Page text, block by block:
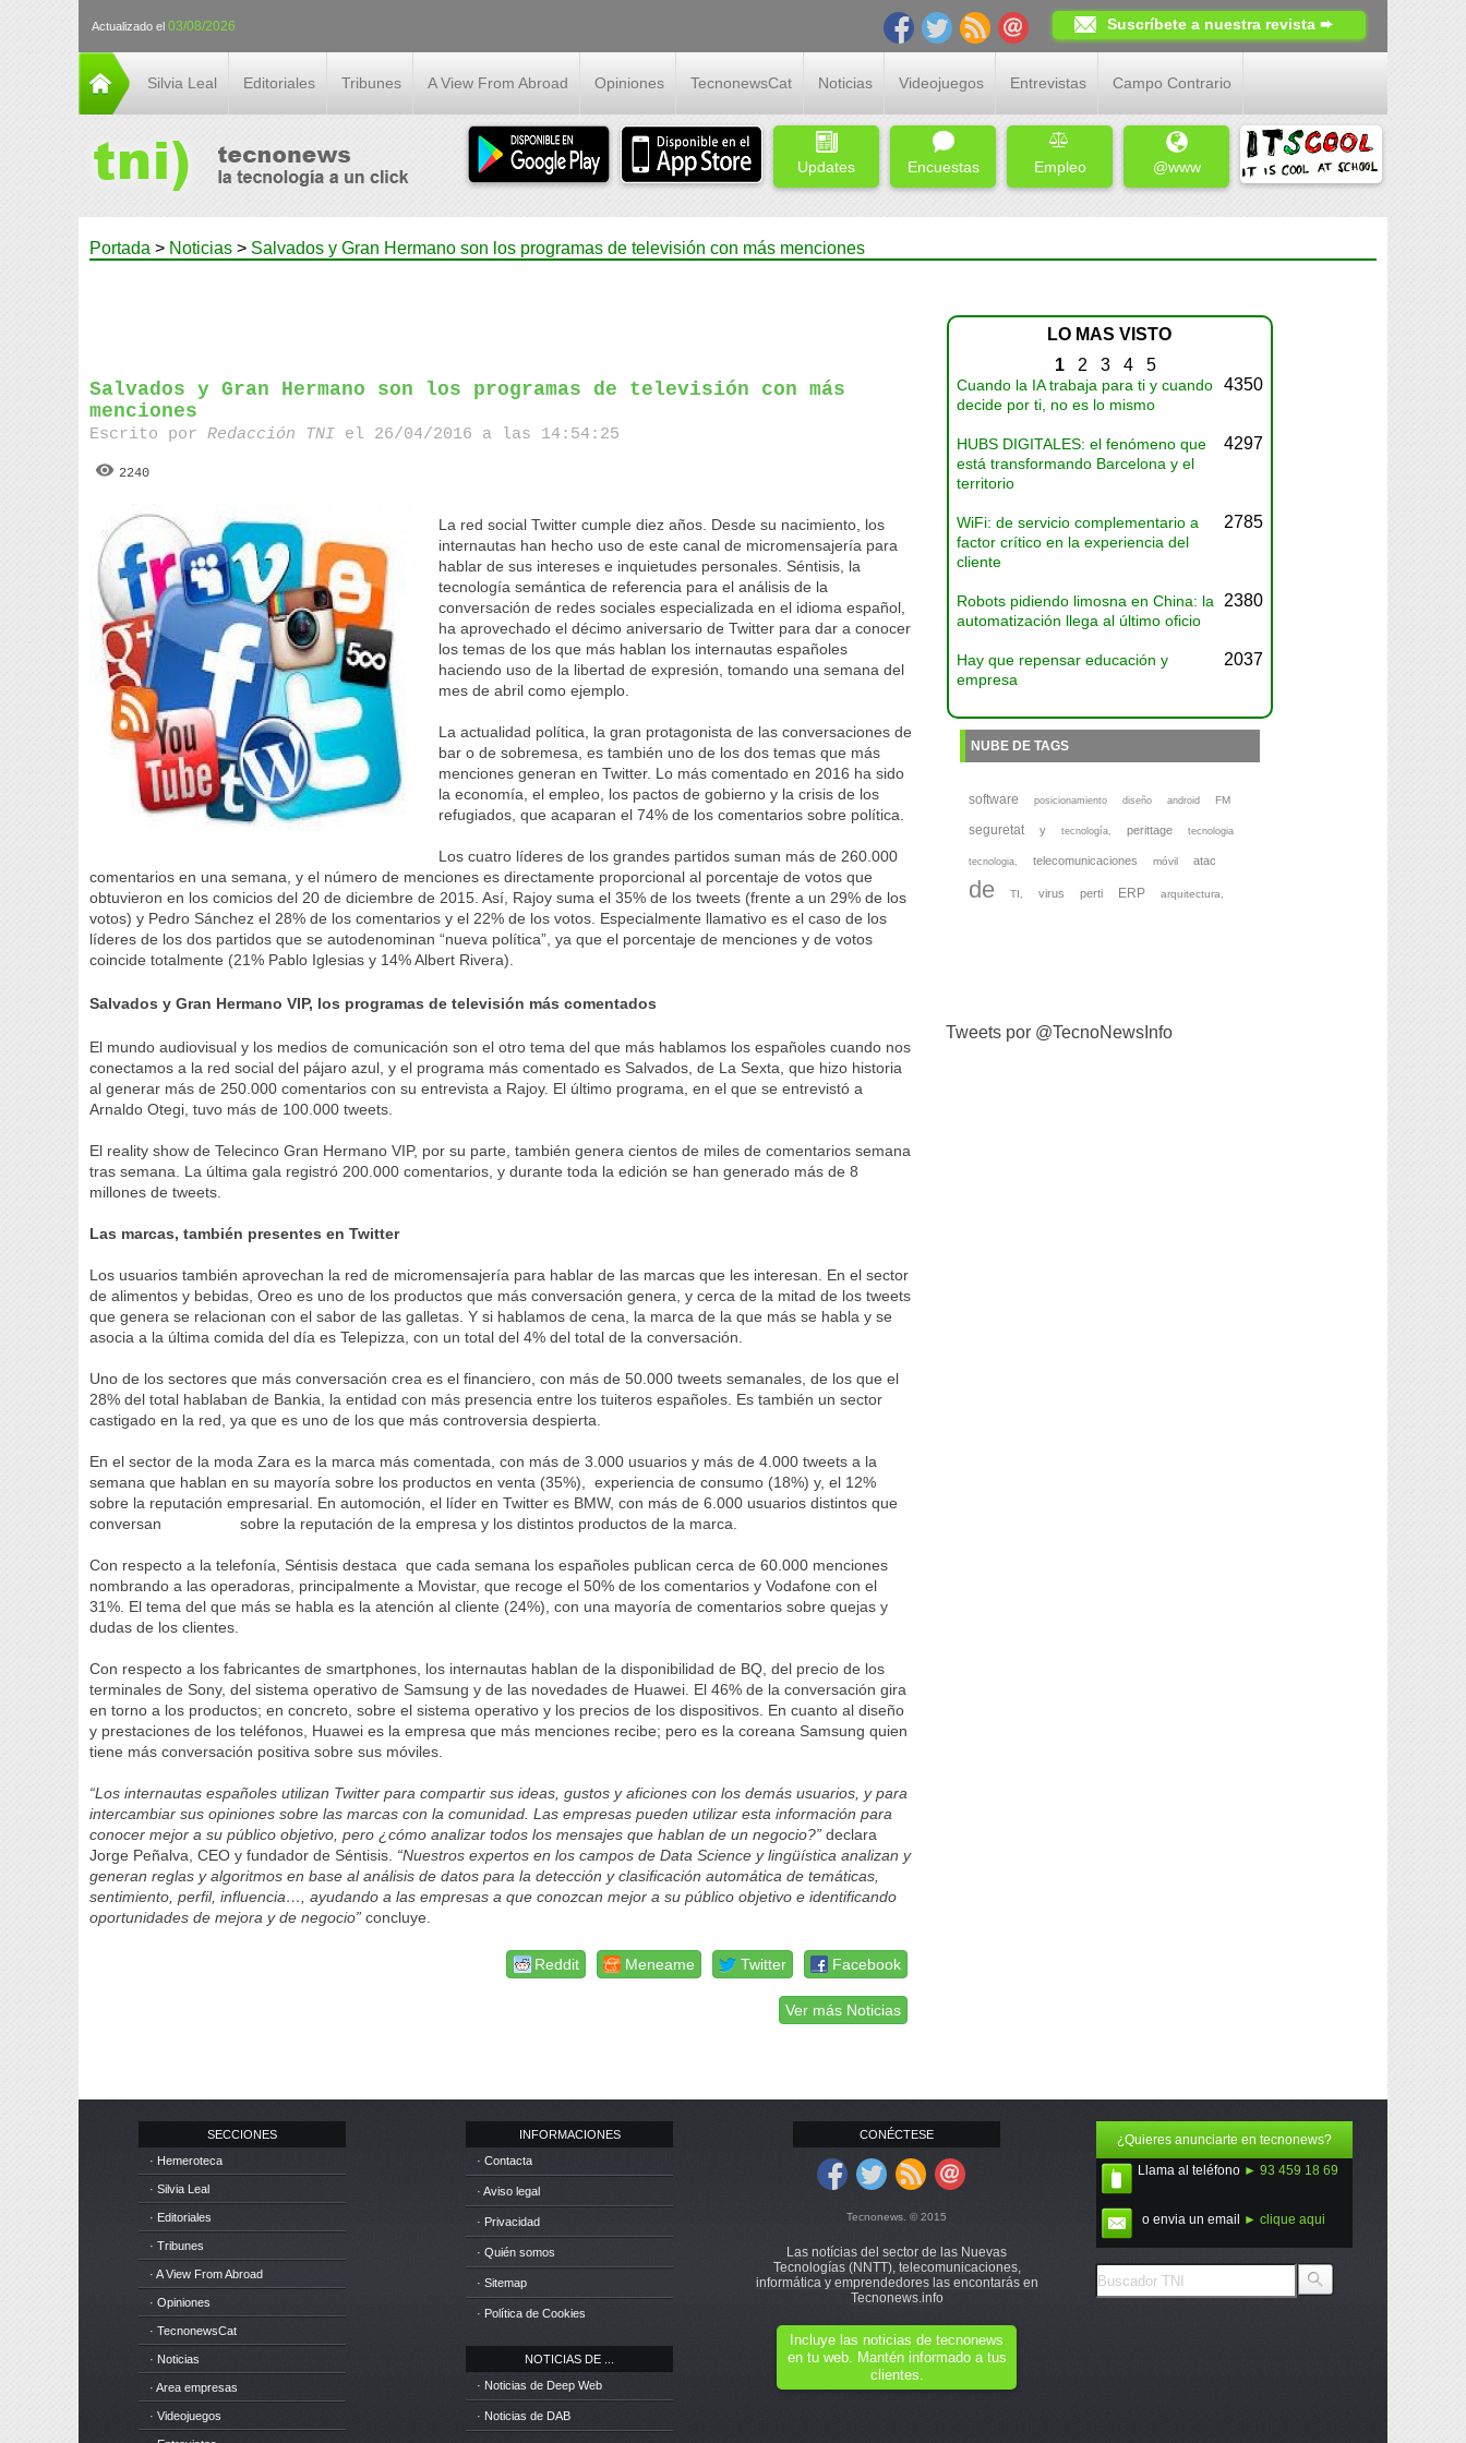
Actualizado el 03/08/2026 Suscríbete a nuestra revista ➨
Silvia Leal Editoriales Tribunes A View From Abroad Opiniones TecnonewsCat Noticias Videojuegos Entrevistas Campo Contrario
Updates Encuestas Empleo @www
Portada > Noticias > Salvados y Gran Hermano son los programas de televisión con más menciones
Salvados y Gran Hermano son los programas de televisión con más
menciones
Escrito porRedacción TNI el 26/04/2016 a las 14:54:25
2240
La red social Twitter cumple diez años. Desde su nacimiento, los
internautas han hecho uso de este canal de micromensajería para
hablar de sus intereses e inquietudes personales. Séntisis, la
tecnología semántica de referencia para el análisis de la
conversación de redes sociales especializada en el idioma español,
ha aprovechado el décimo aniversario de Twitter para dar a conocer
los temas de los que más hablan los internautas españoles
haciendo uso de la libertad de expresión, tomando una semana del
mes de abril como ejemplo.
La actualidad política, la gran protagonista de las conversaciones de
bar o de sobremesa, es también uno de los dos temas que más
menciones generan en Twitter. Lo más comentado en 2016 ha sido
la economía, el empleo, los pactos de gobierno y la crisis de los
refugiados, que acaparan el 74% de los comentarios sobre política.
Los cuatro líderes de los grandes partidos suman más de 260.000
comentarios en una semana, y el número de menciones es directamente proporcional al porcentaje de votos que
obtuvieron en los comicios del 20 de diciembre de 2015. Así, Rajoy suma el 35% de los tweets (frente a un 29% de los
votos) y Pedro Sánchez el 28% de los comentarios y el 22% de los votos. Especialmente llamativo es el caso de los
líderes de los dos partidos que se autodenominan “nueva política”, ya que el porcentaje de menciones y de votos
coincide totalmente (21% Pablo Iglesias y 14% Albert Rivera).
Salvados y Gran Hermano VIP, los programas de televisión más comentados
El mundo audiovisual y los medios de comunicación son el otro tema del que más hablamos los españoles cuando nos
conectamos a la red social del pájaro azul, y el programa más comentado es Salvados, de La Sexta, que hizo historia
al generar más de 250.000 comentarios con su entrevista a Rajoy. El último programa, en el que se entrevistó a
Arnaldo Otegi, tuvo más de 100.000 tweets.
El reality show de Telecinco Gran Hermano VIP, por su parte, también genera cientos de miles de comentarios semana
tras semana. La última gala registró 200.000 comentarios, y durante toda la edición se han generado más de 8
millones de tweets.
Las marcas, también presentes en Twitter
Los usuarios también aprovechan la red de micromensajería para hablar de las marcas que les interesan. En el sector
de alimentos y bebidas, Oreo es uno de los productos que más conversación genera, y cerca de la mitad de los tweets
que genera se relacionan con el sabor de las galletas. Y si hablamos de cena, la marca de la que más se habla y se
asocia a la última comida del día es Telepizza, con un total del 4% del total de la conversación.
Uno de los sectores que más conversación crea es el financiero, con más de 50.000 tweets semanales, de los que el
28% del total hablaban de Bankia, la entidad con más presencia entre los tuiteros españoles. Es también un sector
castigado en la red, ya que es uno de los que más controversia despierta.
En el sector de la moda Zara es la marca más comentada, con más de 3.000 usuarios y más de 4.000 tweets a la
semana que hablan en su mayoría sobre los productos en venta (35%), experiencia de consumo (18%) y, el 12%
sobre la reputación empresarial. En automoción, el líder en Twitter es BMW, con más de 6.000 usuarios distintos que
conversan sobre la reputación de la empresa y los distintos productos de la marca.
Con respecto a la telefonía, Séntisis destaca que cada semana los españoles publican cerca de 60.000 menciones
nombrando a las operadoras, principalmente a Movistar, que recoge el 50% de los comentarios y Vodafone con el
31%. El tema del que más se habla es la atención al cliente (24%), con una mayoría de comentarios sobre quejas y
dudas de los clientes.
Con respecto a los fabricantes de smartphones, los internautas hablan de la disponibilidad de BQ, del precio de los
terminales de Sony, del sistema operativo de Samsung y de las novedades de Huawei. El 46% de la conversación gira
en torno a los productos; en concreto, sobre el sistema operativo y los precios de los dispositivos. En cuanto al diseño
y prestaciones de los teléfonos, Huawei es la empresa que más menciones recibe; pero es la coreana Samsung quien
tiene más conversación positiva sobre sus móviles.
“Los internautas españoles utilizan Twitter para compartir sus ideas, gustos y aficiones con los demás usuarios, y para
intercambiar sus opiniones sobre las marcas con la comunidad. Las empresas pueden utilizar esta información para
conocer mejor a su público objetivo, pero ¿cómo analizar todos los mensajes que hablan de un negocio?” declara
Jorge Peñalva, CEO y fundador de Séntisis. “Nuestros expertos en los campos de Data Science y lingüística analizan y
generan reglas y algoritmos en base al análisis de datos para la detección y clasificación automática de temáticas,
sentimiento, perfil, influencia…, ayudando a las empresas a que conozcan mejor a su público objetivo e identificando
oportunidades de mejora y de negocio” concluye.
Facebook
Twitter
Meneame
Reddit
Ver más Noticias
LO MAS VISTO
1 2 3 4 5
Cuando la IA trabaja para ti y cuando
decide por ti, no es lo mismo
4350
HUBS DIGITALES: el fenómeno que
está transformando Barcelona y el
territorio
4297
WiFi: de servicio complementario a
factor crítico en la experiencia del
cliente
2785
Robots pidiendo limosna en China: la
automatización llega al último oficio
2380
Hay que repensar educación y
empresa
2037
NUBE DE TAGS
software posicionamiento diseño android FM
seguretat y tecnología, perittage tecnologia
tecnologia, telecomunicaciones móvil atac
de TI, virus perti ERP arquitectura,
Tweets por @TecnoNewsInfo
SECCIONES
· Hemeroteca
· Silvia Leal
· Editoriales
· Tribunes
· A View From Abroad
· Opiniones
· TecnonewsCat
· Noticias
· Area empresas
· Videojuegos
INFORMACIONES
· Contacta
· Aviso legal
· Privacidad
· Quién somos
· Sitemap
· Política de Cookies
NOTICIAS DE ...
· Noticias de Deep Web
· Noticias de DAB
CONÉCTESE
Tecnonews. © 2015
Las notícias del sector de las Nuevas
Tecnologías (NNTT), telecomunicaciones,
informática y emprendedores las encontarás en
Tecnonews.info
Incluye las noticias de tecnonews
en tu web. Mantén informado a tus
clientes.
¿Quieres anunciarte en tecnonews?
Llama al teléfono ► 93 459 18 69
o envia un email ► clique aqui